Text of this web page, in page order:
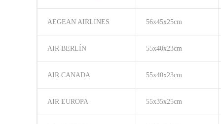
AEGEAN AIRLINES 56x45x25cm
AIR BERLÍN 55x40x23cm
AIR CANADA 55x40x23cm
AIR EUROPA 55x35x25cm